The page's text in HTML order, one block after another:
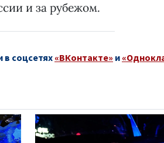
и за рубежом.
в соцсетях «ВКонтакте» и